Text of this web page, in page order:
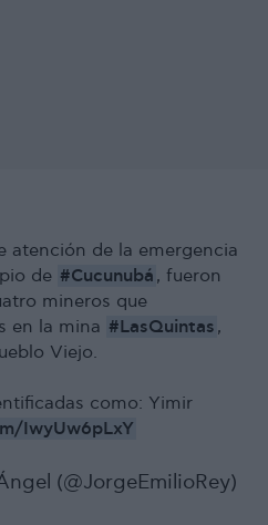
atención de la emergencia
de #Cucunubá , fueron
mineros que
en la mina #LasQuintas ,
Viejo.
como: Yimir
IwyUw6pLxY
(@JorgeEmilioRey)